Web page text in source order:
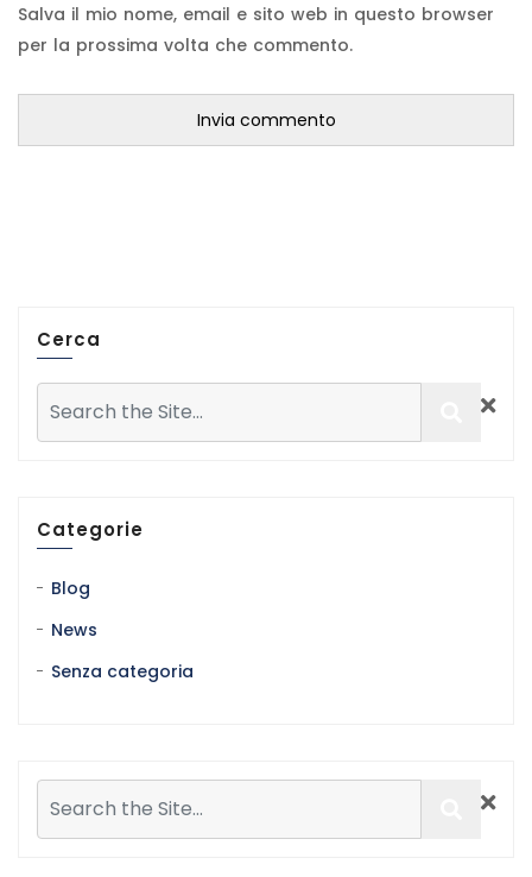
Salva il mio nome, email e sito web in questo browser
per la prossima volta che commento.
Cerca
Categorie
Blog
News
Senza categoria